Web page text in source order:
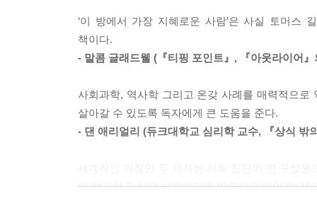
는 뜻이다. 지혜로운 사람은 자기가 경험했던 초
신을 얻으려 할 것이다. 동시에 자신이 맞닥뜨린
착했을 때 주변 사람들에게 질문하는 걸 결코 두
---「8장. 학업부진이라는 어려운 문제」중에서
스스로 잘났다고 생각하는 사람도 현실의 여러
어리석은 행동을 하는 진짜 이유에 주목했고, ‘
갈등들을 헤쳐 나가는지, 그 원리를 자세히 설명했
평범한 사람과 지혜로운 사람은 어떻게 다를까?
심리학에서 배우는 지혜의 다섯 가지 원리
사람들은 시련에 부닥치면 지혜의 말을 듣기
‘이 방에서 가장 지혜로운 사람’은 사실 토머스
책이다.
- 말콤 글래드웰 (『티핑 포인트』, 『아웃라이어』
사회과학, 역사학 그리고 온갖 사례를 매력적으
살아갈 수 있도록 독자에게 큰 도움을 준다.
- 댄 애리얼리 (듀크대학교 심리학 교수, 『상식 밖
더 성공하고 싶은 사람이라면 반드시 읽어야 할 책